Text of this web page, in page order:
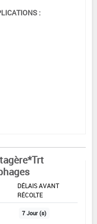
:
DÉLAIS AVANT
RÉCOLTE
7 Jour (s)